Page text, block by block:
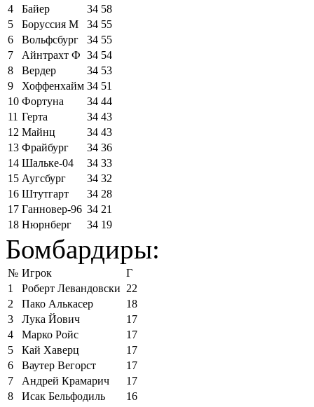
4
Байер 34 58
5
Боруссия М 34 55
6
Вольфсбург 34 55
7
Айнтрахт Ф 34 54
8
Вердер 34 53
9
Хоффенхайм 34 51
10 Фортуна 34 44
11 Герта 34 43
12 Майнц 34 43
13 Фрайбург 34 36
14 Шальке-04 34 33
15 Аугсбург 34 32
16 Штутгарт 34 28
17 Ганновер-96 34 21
18 Нюрнберг 34 19
Бомбардиры:
№ Игрок
Г
1
Роберт Левандовски 22
2
Пако Алькасер
18
3
Лука Йович
17
4
Марко Ройс
17
5
Кай Хаверц
17
6
Ваутер Вегорст
17
7
Андрей Крамарич
17
8
Исак Бельфодиль
16